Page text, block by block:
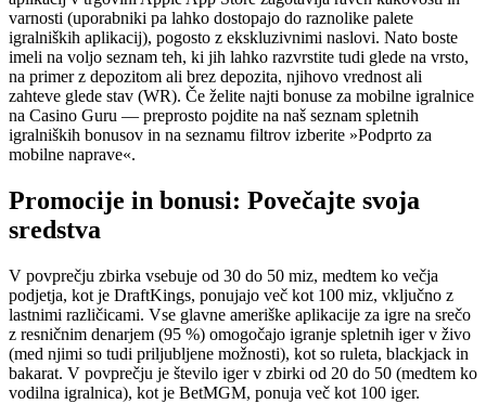
varnosti (uporabniki pa lahko dostopajo do raznolike palete
igralniških aplikacij), pogosto z ekskluzivnimi naslovi. Nato boste
imeli na voljo seznam teh, ki jih lahko razvrstite tudi glede na vrsto,
na primer z depozitom ali brez depozita, njihovo vrednost ali
zahteve glede stav (WR). Če želite najti bonuse za mobilne igralnice
na Casino Guru — preprosto pojdite na naš seznam spletnih
igralniških bonusov in na seznamu filtrov izberite »Podprto za
mobilne naprave«.
Promocije in bonusi: Povečajte svoja
sredstva
V povprečju zbirka vsebuje od 30 do 50 miz, medtem ko večja
podjetja, kot je DraftKings, ponujajo več kot 100 miz, vključno z
lastnimi različicami. Vse glavne ameriške aplikacije za igre na srečo
z resničnim denarjem (95 %) omogočajo igranje spletnih iger v živo
(med njimi so tudi priljubljene možnosti), kot so ruleta, blackjack in
bakarat. V povprečju je število iger v zbirki od 20 do 50 (medtem ko
vodilna igralnica), kot je BetMGM, ponuja več kot 100 iger.